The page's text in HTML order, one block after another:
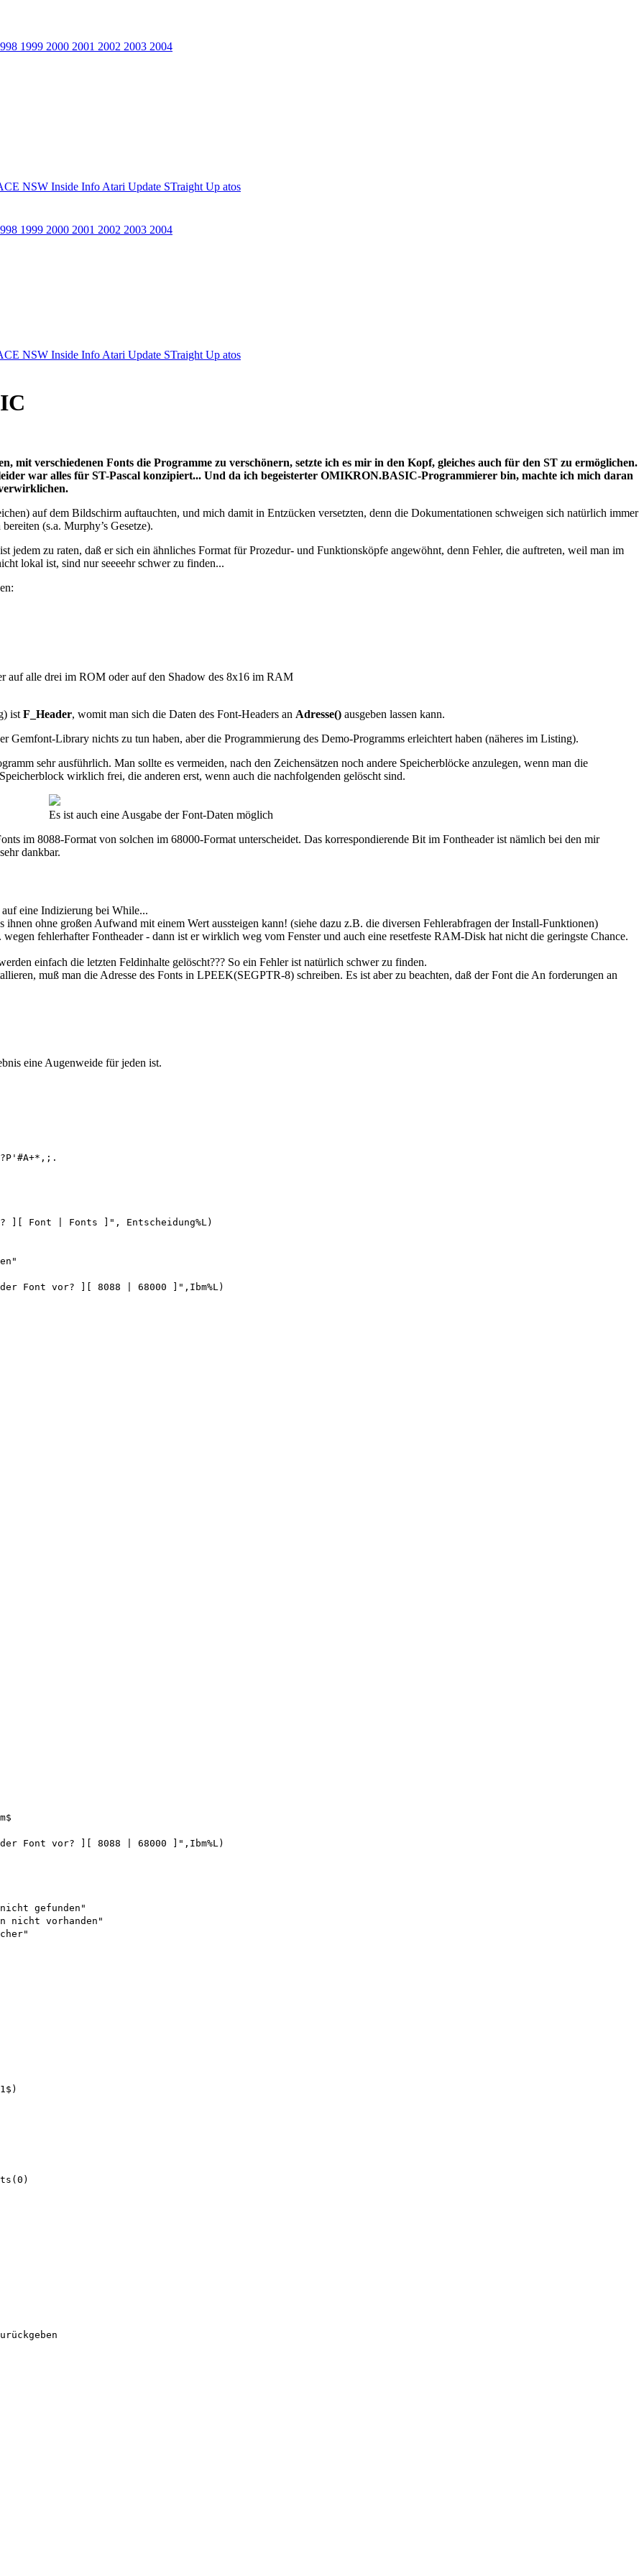
1999 2000 2001 2002 2003 2004
NSW Inside Info Atari Update STraight Up atos
1999 2000 2001 2002 2003 2004
NSW Inside Info Atari Update STraight Up atos
mit verschiedenen Fonts die Programme zu verschönern, setzte ich es mir in den Kopf, gleiches auch für den ST zu ermöglichen.
war alles für ST-Pascal konzipiert... Und da ich begeisterter OMIKRON.BASIC-Programmierer bin, machte ich mich daran
auf dem Bildschirm auftauchten, und mich damit in Entzücken versetzten, denn die Dokumentationen schweigen sich natürlich immer
(s.a. Murphy’s Gesetze).
jedem zu raten, daß er sich ein ähnliches Format für Prozedur- und Funktionsköpfe angewöhnt, denn Fehler, die auftreten, weil man im
lokal ist, sind nur seeeehr schwer zu finden...
auf alle drei im ROM oder auf den Shadow des 8x16 im RAM
ist F_Header, womit man sich die Daten des Font-Headers an Adresse() ausgeben lassen kann.
Gemfont-Library nichts zu tun haben, aber die Programmierung des Demo-Programms erleichtert haben (näheres im Listing).
sehr ausführlich. Man sollte es vermeiden, nach den Zeichensätzen noch andere Speicherblöcke anzulegen, wenn man die
wirklich frei, die anderen erst, wenn auch die nachfolgenden gelöscht sind.
Es ist auch eine Ausgabe der Font-Daten möglich
im 8088-Format von solchen im 68000-Format unterscheidet. Das korrespondierende Bit im Fontheader ist nämlich bei den mir
dankbar.
eine Indizierung bei While...
ohne großen Aufwand mit einem Wert aussteigen kann! (siehe dazu z.B. die diversen Fehlerabfragen der Install-Funktionen)
fehlerhafter Fontheader - dann ist er wirklich weg vom Fenster und auch eine resetfeste RAM-Disk hat nicht die geringste Chance.
einfach die letzten Feldinhalte gelöscht??? So ein Fehler ist natürlich schwer zu finden.
muß man die Adresse des Fonts in LPEEK(SEGPTR-8) schreiben. Es ist aber zu beachten, daß der Font die An forderungen an
eine Augenweide für jeden ist.